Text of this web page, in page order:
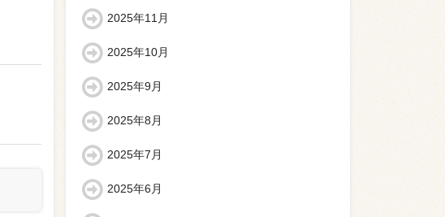
2025年11月
2025年10月
2025年9月
2025年8月
2025年7月
2025年6月